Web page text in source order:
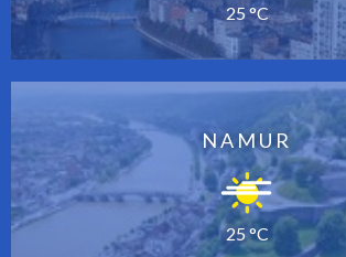
25 °C
NAMUR
25 °C